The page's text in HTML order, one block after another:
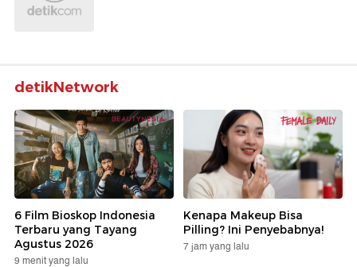
detikNetwork
6 Film Bioskop Indonesia
Terbaru yang Tayang
Agustus 2026
9 menit yang lalu
Kenapa Makeup Bisa
Pilling? Ini Penyebabnya!
7 jam yang lalu